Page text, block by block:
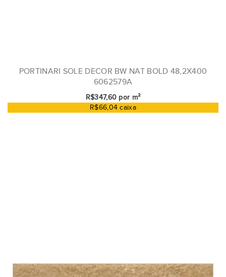
PORTINARI SOLE DECOR BW NAT BOLD 48,2X400
6062579A
R$347,60 por m²
R$66,04 caixa